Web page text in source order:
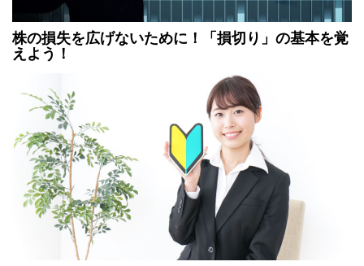
株の損失を広げないために！「損切り」の基本を覚
えよう！